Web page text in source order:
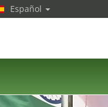
Español